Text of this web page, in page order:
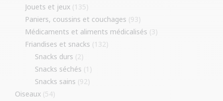
Jouets et jeux (135)
Paniers, coussins et couchages (93)
Médicaments et aliments médicalisés (3)
Friandises et snacks (132)
Snacks durs (2)
Snacks séchés (1)
Snacks sains (92)
Oiseaux (54)